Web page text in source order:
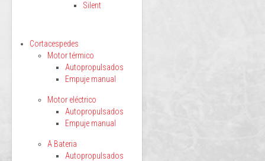
Silent
Cortacespedes
Motor térmico
Autopropulsados
Empuje manual
Motor eléctrico
Autopropulsados
Empuje manual
A Bateria
Autopropulsados